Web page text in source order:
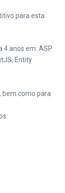
para esta
4 anos em: ASP
Entity
bem como para